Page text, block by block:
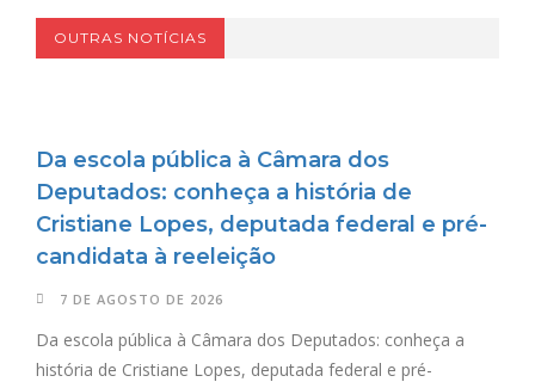
OUTRAS NOTÍCIAS
Da escola pública à Câmara dos
Deputados: conheça a história de
Cristiane Lopes, deputada federal e pré-
candidata à reeleição
7 DE AGOSTO DE 2026
Da escola pública à Câmara dos Deputados: conheça a
história de Cristiane Lopes, deputada federal e pré-